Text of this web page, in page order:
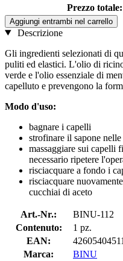
Prezzo totale:
Aggiungi entrambi nel carrello
Descrizione
Gli ingredienti selezionati di
puliti ed elastici. L'olio di
verde e l'olio essenziale di
capelluto e prevengono la
Modo d'uso:
bagnare i capelli
strofinare il sapone nelle
massaggiare sui capelli
necessario ripetere
risciacquare a fondo i
risciacquare
cucchiai di aceto
Art.-Nr.:
BINU-112
Contenuto:
1 pz.
EAN:
Marca:
BINU